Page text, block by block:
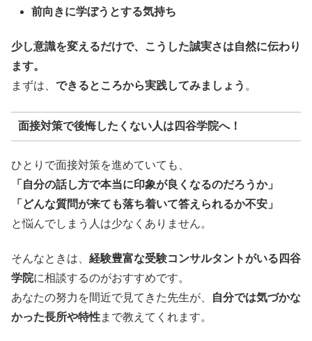
前向きに学ぼうとする気持ち
少し意識を変えるだけで、こうした誠実さは自然に伝わり
ます。
まずは、 できるところから実践してみましょう 。
面接対策で後悔したくない人は四谷学院へ！
ひとりで面接対策を進めていても、
「自分の話し方で本当に印象が良くなるのだろうか」
「どんな質問が来ても落ち着いて答えられるか不安」
と悩んでしまう人は少なくありません。
そんなときは、 経験豊富な受験コンサルタントがいる四谷
学院に相談するのがおすすめです。
あなたの努力を間近で見てきた先生が、
自分では気づかな
かった長所や特性まで教えてくれます。